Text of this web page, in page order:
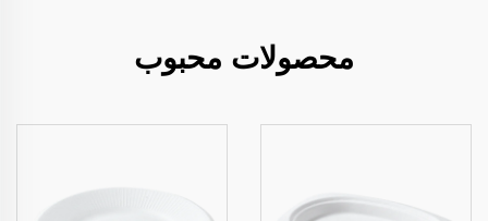
محصولات محبوب